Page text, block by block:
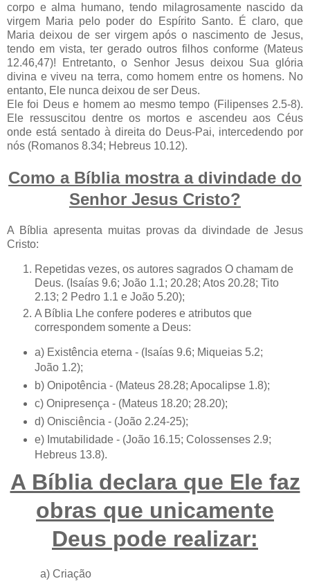
corpo e alma humano, tendo milagrosamente nascido da
virgem Maria pelo poder do Espírito Santo. É claro, que
Maria deixou de ser virgem após o nascimento de Jesus,
tendo em vista, ter gerado outros filhos conforme (Mateus
12.46,47)! Entretanto, o Senhor Jesus deixou Sua glória
divina e viveu na terra, como homem entre os homens. No
entanto, Ele nunca deixou de ser Deus.
Ele foi Deus e homem ao mesmo tempo (Filipenses 2.5-8).
Ele ressuscitou dentre os mortos e ascendeu aos Céus
onde está sentado à direita do Deus-Pai, intercedendo por
nós (Romanos 8.34; Hebreus 10.12).
Como a Bíblia mostra a divindade do
Senhor Jesus Cristo?
A Bíblia apresenta muitas provas da divindade de Jesus
Cristo:
Repetidas vezes, os autores sagrados O chamam de
Deus. (Isaías 9.6; João 1.1; 20.28; Atos 20.28; Tito
2.13; 2 Pedro 1.1 e João 5.20);
A Bíblia Lhe confere poderes e atributos que
correspondem somente a Deus:
a) Existência eterna - (Isaías 9.6; Miqueias 5.2;
João 1.2);
b) Onipotência - (Mateus 28.28; Apocalipse 1.8);
c) Onipresença - (Mateus 18.20; 28.20);
d) Onisciência - (João 2.24-25);
e) Imutabilidade - (João 16.15; Colossenses 2.9;
Hebreus 13.8).
A Bíblia declara que Ele faz
obras que unicamente
Deus pode realizar:
a) Criação